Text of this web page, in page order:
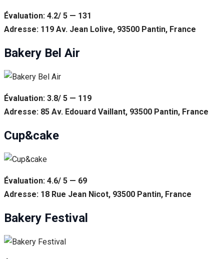
Évaluation: 4.2/ 5 — 131
Adresse: 119 Av. Jean Lolive, 93500 Pantin, France
Bakery Bel Air
Évaluation: 3.8/ 5 — 119
Adresse: 85 Av. Edouard Vaillant, 93500 Pantin, France
Cup&cake
Évaluation: 4.6/ 5 — 69
Adresse: 18 Rue Jean Nicot, 93500 Pantin, France
Bakery Festival